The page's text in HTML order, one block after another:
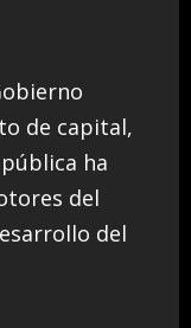
de capital,
ha
del
del